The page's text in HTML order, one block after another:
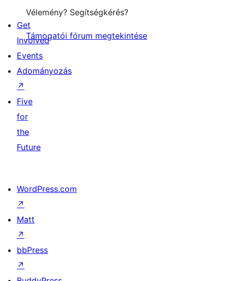
Vélemény? Segítségkérés?
Támogatói fórum megtekintése
Get
Involved
Events
Adományozás
↗
Five
for
the
Future
WordPress.com
↗
Matt
↗
bbPress
↗